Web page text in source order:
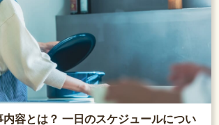
容とは？ 一日のスケジュールについ